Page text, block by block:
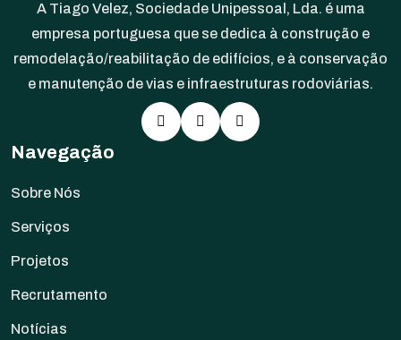
A Tiago Velez, Sociedade Unipessoal, Lda. é uma
empresa portuguesa que se dedica à construção e
remodelação/reabilitação de edifícios, e à conservação
e manutenção de vias e infraestruturas rodoviárias.
Navegação
Sobre Nós
Serviços
Projetos
Recrutamento
Notícias